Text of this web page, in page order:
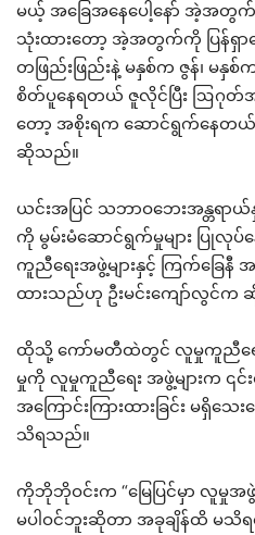
မယ့် အခြေအနေပေါ့နော် အဲ့အ
သုံးထားတော့ အဲ့အတွက်ကို ပြန်ရှာန
တဖြည်းဖြည်းနဲ့ မနှစ်က ဇွန်၊
စိတ်ပူနေရတယ် ဇူလိုင်ပြီး ဩဂုတ်အ
တော့ အစိုးရက ဆောင်ရွက်နေတယ်
ဆိုသည်။
ယင်းအပြင် သဘာဝဘေးအန္တရာယ်
ကို မွမ်းမံဆောင်ရွက်မှုများ ပြုလု
ကူညီရေးအဖွဲ့များနှင့် ကြက်ခြေနီ
ထားသည်ဟု ဦးမင်းကျော်လွင်က
ထိုသို့ ကော်မတီထဲတွင် လူမှုကူညီရေး
မှုကို လူမှုကူညီရေး အဖွဲ့များက ၎
အကြောင်းကြားထားခြင်း မရှိသ
သိရသည်။
ကိုဘိုဘိုဝင်းက “မြေပြင်မှာ လူမှု
မပါဝင်ဘူးဆိုတာ အခုချိန်ထိ မသိ